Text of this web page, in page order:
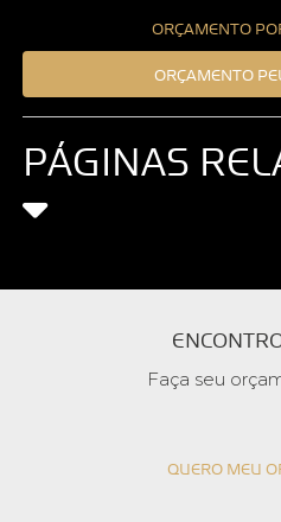
ORÇAMENTO
ORÇAMENTO
PÁGINAS
Faça seu
QUERO MEU